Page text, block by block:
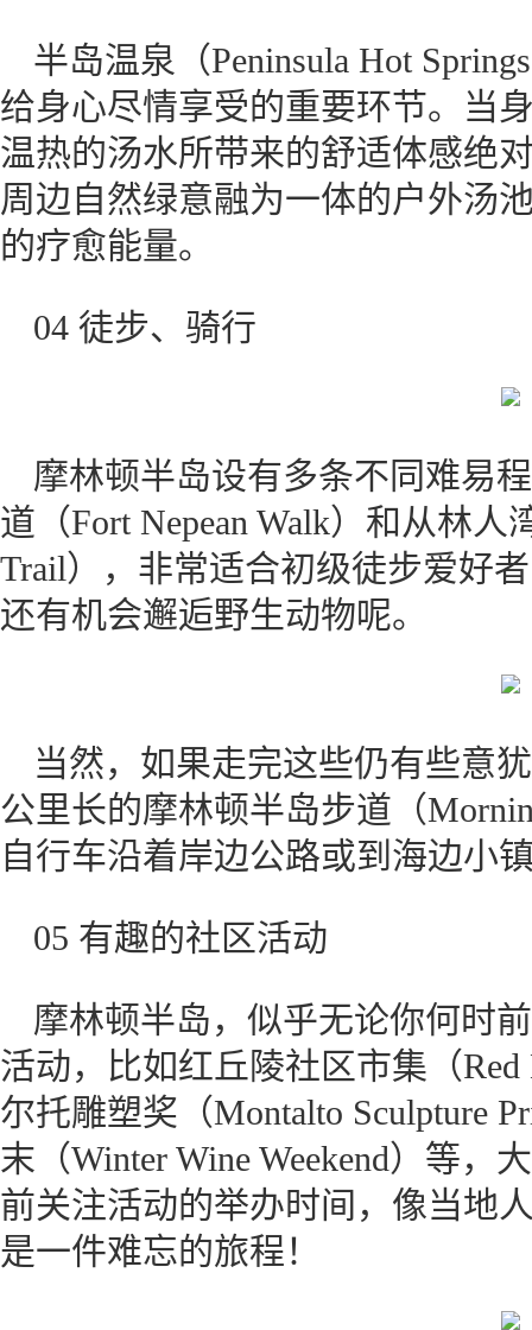
半岛温泉（Peninsula Hot
给身心尽情享受的重要环节。当
温热的汤水所带来的舒适体感绝
周边自然绿意融为一体的户外汤
的疗愈能量。
04 徒步、骑行
摩林顿半岛设有多条不同难易
道（Fort Nepean Walk）和从林人
Trail），非常适合初级徒步爱好
还有机会邂逅野生动物呢。
当然，如果走完这些仍有些意
公里长的摩林顿半岛步道（
自行车沿着岸边公路或到海边小
05 有趣的社区活动
摩林顿半岛，似乎无论你何时
活动，比如红丘陵社区市集（
尔托雕塑奖（Montalto Sculpture
末（Winter Wine Weekend）等
前关注活动的举办时间，像当地
是一件难忘的旅程！